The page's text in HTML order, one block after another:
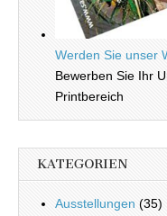
Werden Sie unser
Bewerben Sie Ihr
Printbereich
KATEGORIEN
Ausstellungen (35)